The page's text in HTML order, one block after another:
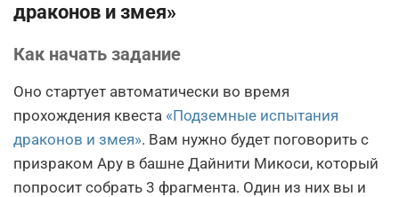
драконов и змея»
Как начать задание
Оно стартует автоматически во время
прохождения квеста «Подземные испытания
драконов и змея». Вам нужно будет поговорить с
призраком Ару в башне Дайнити Микоси, который
попросит собрать 3 фрагмента. Один из них вы и